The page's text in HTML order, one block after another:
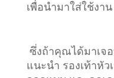
เพื่อนำมาใส่ใช้งาน
ซึ่งถ้าคุณได้มาเจ
แนะนำ รองเท้าหั